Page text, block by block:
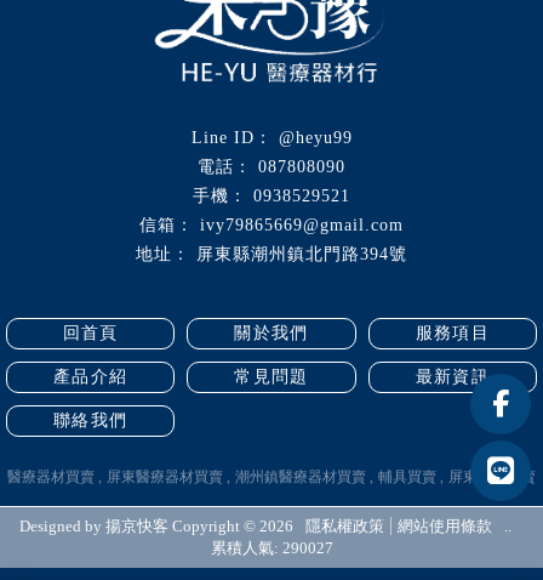
@heyu99
087808090
0938529521
ivy79865669@gmail.com
屏東縣潮州鎮北門路394號
回首頁 關於我們 服務項目
產品介紹 常見問題 最新資訊
聯絡我們
醫療器材買賣 屏東醫療器材買賣 潮州鎮醫療器材買賣 輔具買賣 屏東輔具買賣
Designed by 揚京快客 Copyright © 2026 隱私權政策 網站使用條款
..
累積人氣: 290027